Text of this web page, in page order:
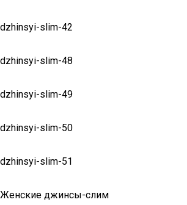
dzhinsyi-slim-42
dzhinsyi-slim-48
dzhinsyi-slim-49
dzhinsyi-slim-50
dzhinsyi-slim-51
Женские джинсы-слим